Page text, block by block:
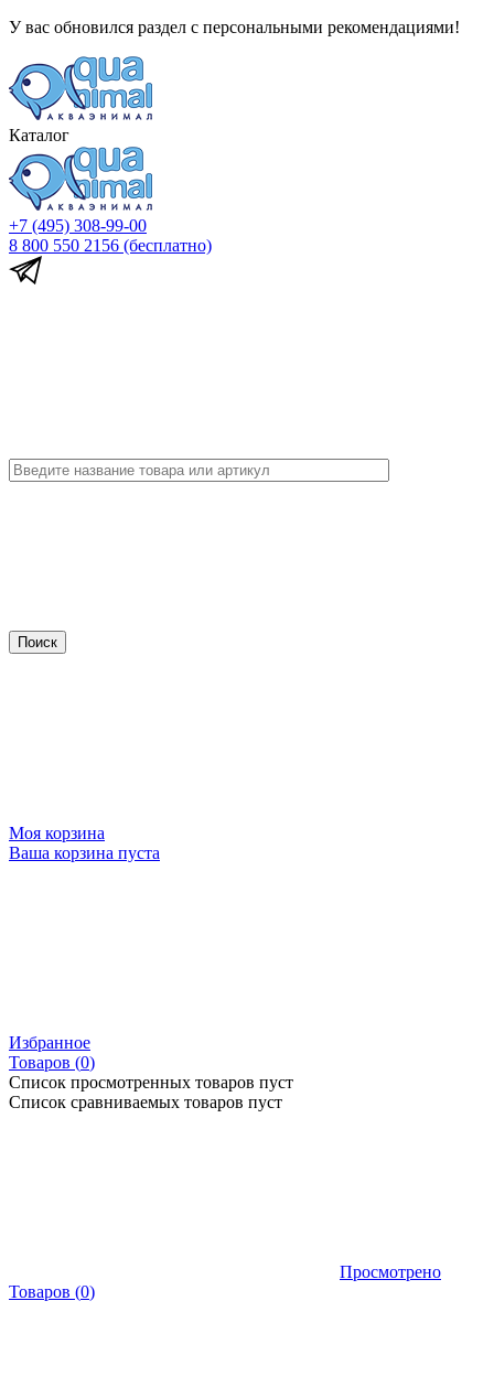
У вас обновился раздел с персональными рекомендациями!
Каталог
+7 (495) 308-99-00
8 800 550 2156 (бесплатно)
Моя корзина
Ваша корзина пуста
Избранное
Товаров (0)
Список просмотренных товаров пуст
Список сравниваемых товаров пуст
Просмотрено
Товаров (0)